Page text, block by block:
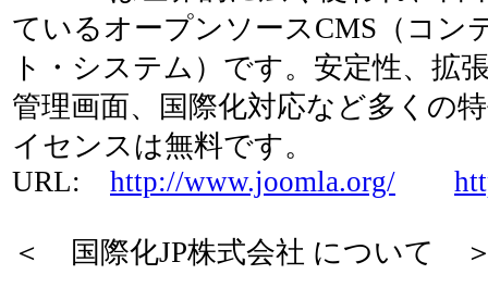
ているオープンソースCMS（コン
ト・システム）です。安定性、拡
管理画面、国際化対応など多くの
イセンスは無料です。
URL: http://www.joomla.org/
＜ 国際化JP株式会社 について